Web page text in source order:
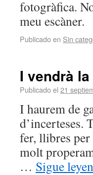
fotogràfica.
meu escàner.
Publicado en Sin
I vendrà
Publicado el 21
I haurem de
d’incerteses.
fer, llibres
molt
… Sigue